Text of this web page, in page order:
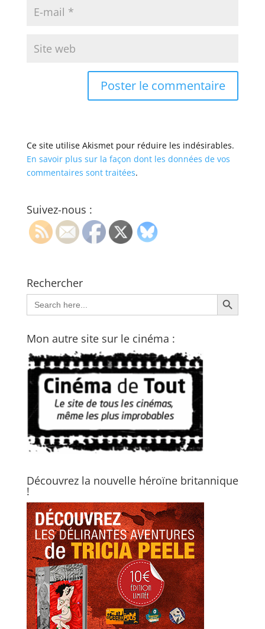
Ce site utilise Akismet pour réduire les indésirables.
En savoir plus sur la façon dont les données de vos
commentaires sont traitées.
Suivez-nous :
Rechercher
Search
for:
Search Button
Mon autre site sur le cinéma :
Découvrez la nouvelle héroïne britannique
!